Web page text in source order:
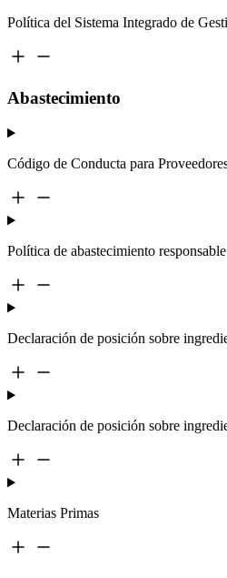
Política del Sistema Integrado de
Abastecimiento
Código de Conducta para
Política de abastecimiento responsable
Declaración de posición sobre
Declaración de posición sobre
Materias Primas